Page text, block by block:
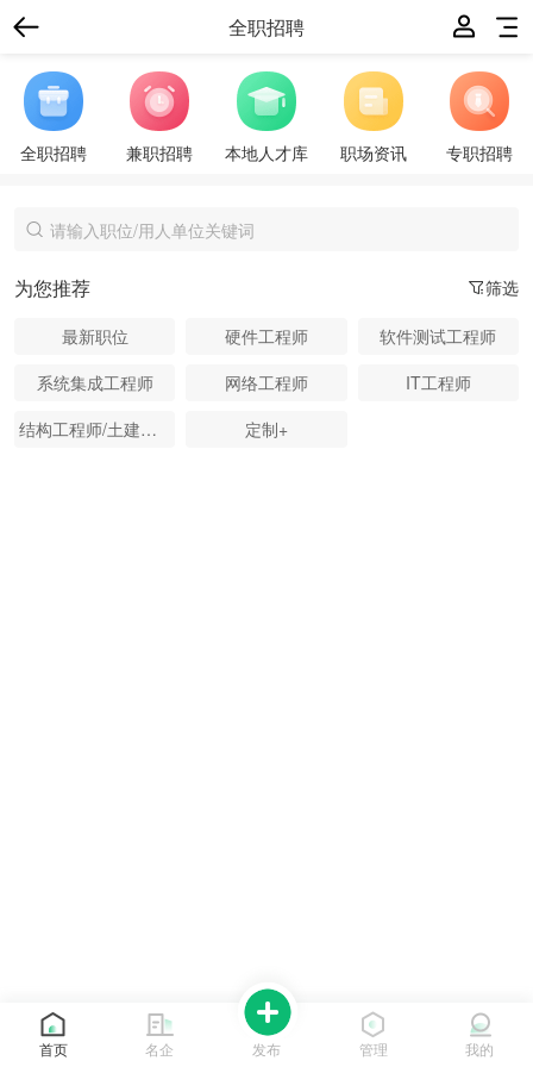
全职招聘
全职招聘 兼职招聘 本地人才库 职场资讯 专职招聘
筛选
为您推荐
最新职位 硬件工程师
软件测试工程师
系统集成工程师
网络工程师
IT工程师
结构工程师/土建工程师
定制+
首页 名企 发布 管理 我的